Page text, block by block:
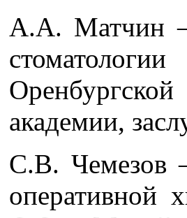
А.А. Матчин
академии,
C.В. Чемезов
оперативной